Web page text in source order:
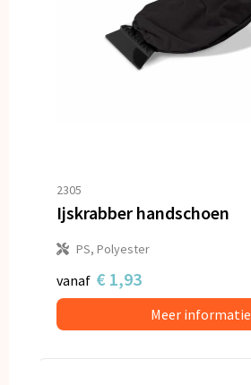
2305
Ijskrabber handschoen
PS, Polyester
vanaf € 1,93
Meer informatie